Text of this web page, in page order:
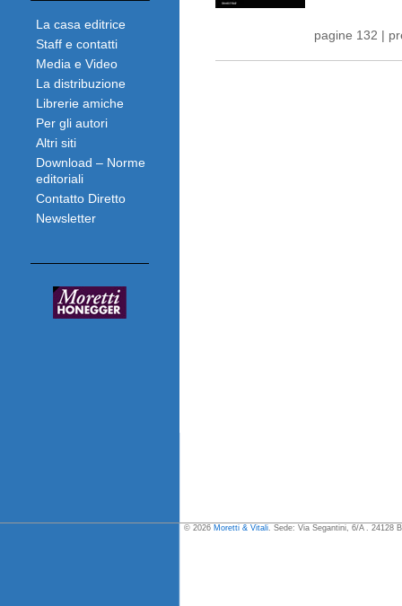
La casa editrice
Staff e contatti
Media e Video
La distribuzione
Librerie amiche
Per gli autori
Altri siti
Download – Norme
editoriali
Contatto Diretto
Newsletter
pagine 132 |
© 2026 Moretti & Vitali. Sede: Via Segantini, 6/A . 24128